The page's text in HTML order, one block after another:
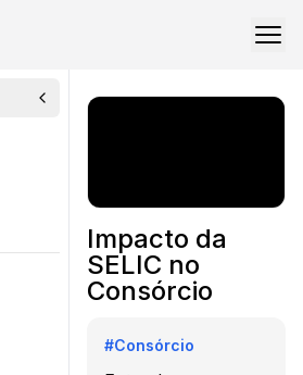
Impacto da
SELIC no
Consórcio
#Consórcio